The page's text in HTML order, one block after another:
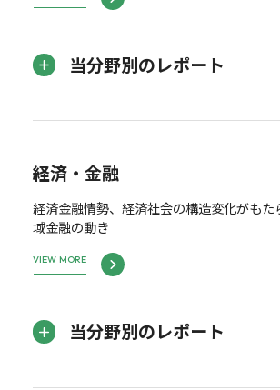
当分野別のレポート
経済・金融
経済金融情勢、経済社会の構造変化がもた
域金融の動き
VIEW MORE
当分野別のレポート